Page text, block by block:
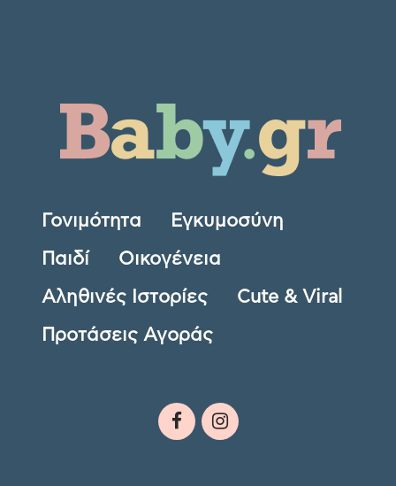
Γονιμότητα Εγκυμοσύνη
Παιδί Οικογένεια
Αληθινές Ιστορίες Cute & Viral
Προτάσεις Αγοράς